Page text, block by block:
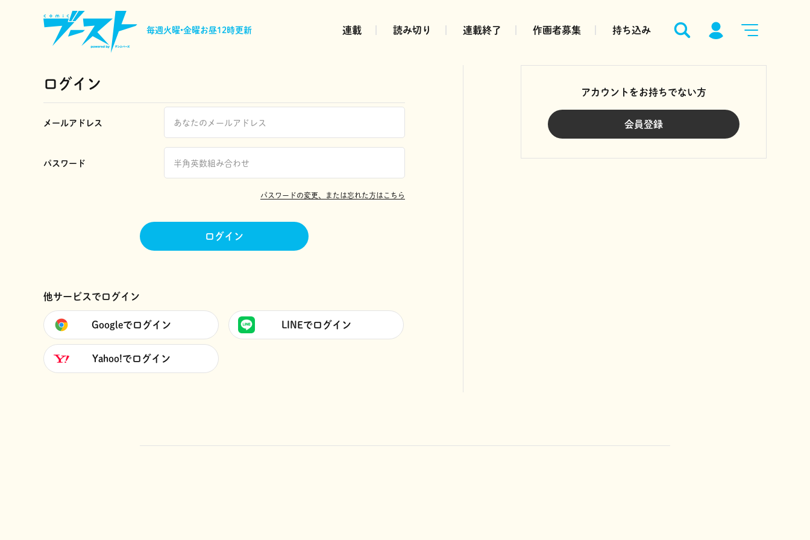
毎週火曜•金曜お昼12時更新 連載 読み切り 連載終了 作画者募集 持ち込み
ログイン
メールアドレス
パスワード
パスワードの変更、または忘れた方はこちら
ログイン
他サービスでログイン
Googleでログイン LINEでログイン
Yahoo!でログイン
アカウントをお持ちでない方
会員登録